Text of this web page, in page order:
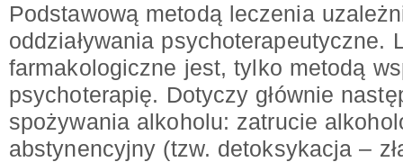
Podstawową metodą leczenia
oddziaływania psychoterapeutyczne.
farmakologiczne jest, tylko metodą
psychoterapię. Dotyczy głównie
spożywania alkoholu: zatrucie
abstynencyjny (tzw. detoksykacja –